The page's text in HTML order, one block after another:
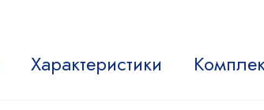
Характеристики